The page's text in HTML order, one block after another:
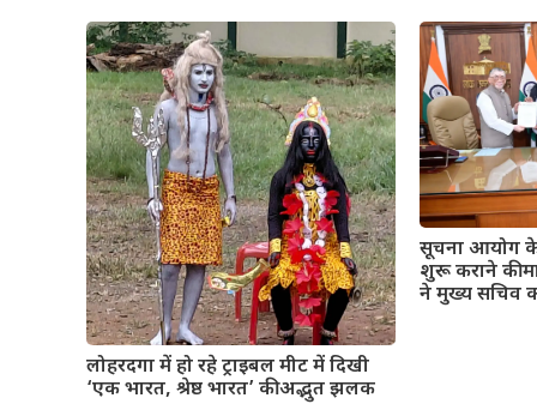
लोहरदगा में हो रहे ट्राइबल मीट में दिखी
‘एक भारत, श्रेष्ठ भारत’ की अद्भुत झलक
सूचना आयोग के
शुरू कराने की
ने मुख्य सचिव